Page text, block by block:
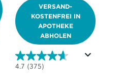
VERSAND-
KOSTENFREI IN
APOTHEKE
ABHOLEN
4.7 (375)
4.7